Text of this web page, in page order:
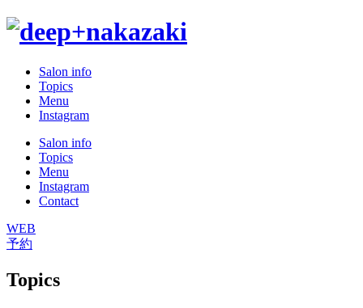
Salon info
Topics
Menu
Instagram
Salon info
Topics
Menu
Instagram
Contact
WEB
予約
Topics